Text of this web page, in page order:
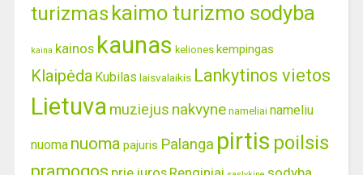
turizmas kaimo turizmo sodyba
kaina kainos kaunas keliones kempingas
Klaipėda Kubilas laisvalaikis Lankytinos vietos
Lietuva muziejus nakvyne nameliai nameliu
nuoma nuoma pajuris Palanga pirtis poilsis